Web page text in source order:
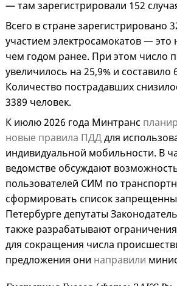
— там зарегистрировали 152
Всего в стране зарегистрировано
участием электросамокатов — это
чем годом ранее. При этом число
увеличилось на 25,9% и составило
Количество пострадавших
3389 человек.
К июлю 2026 года Минтранс
новые правила ПДДдля
индивидуальной мобильности. В
ведомстве обсуждают
пользователей СИМ по
сформировать список
Петербурге депутаты
также разрабатывают
для сокращения числа
предложения они направили